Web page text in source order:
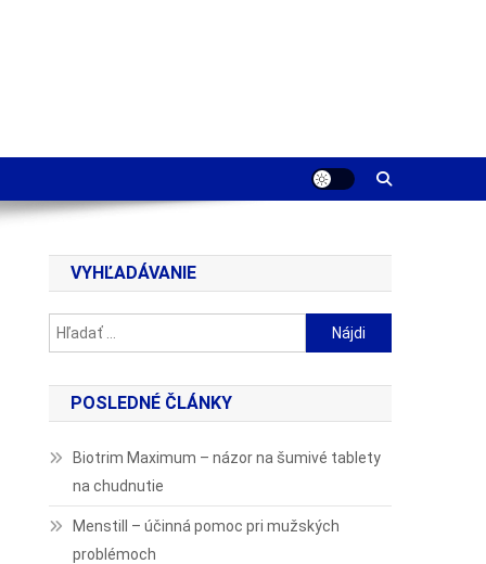
VYHĽADÁVANIE
Hľadať:
POSLEDNÉ ČLÁNKY
Biotrim Maximum – názor na šumivé tablety
na chudnutie
Menstill – účinná pomoc pri mužských
problémoch